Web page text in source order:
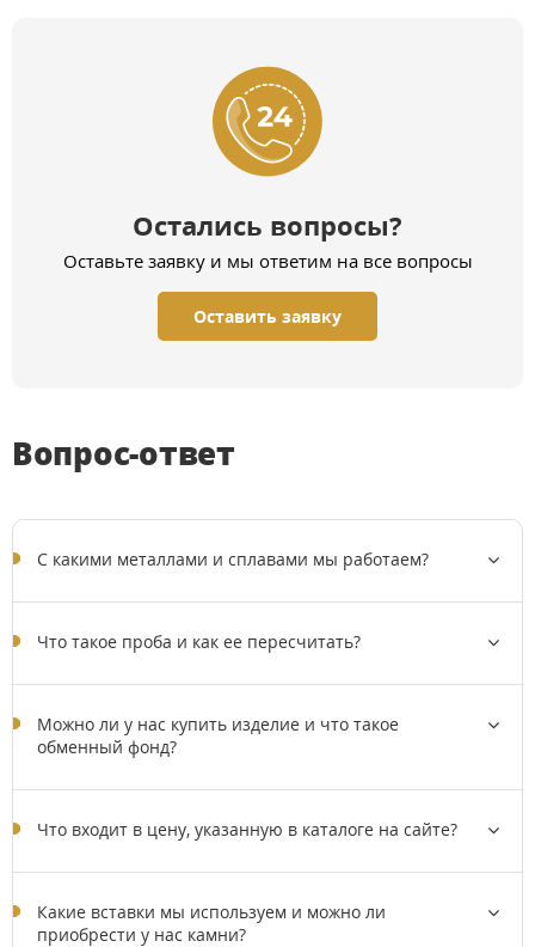
Остались вопросы?
Оставьте заявку и мы ответим на все вопросы
Оставить заявку
Вопрос-ответ
C какими металлами и сплавами мы работаем?
Что такое проба и как ее пересчитать?
Можно ли у нас купить изделие и что такое
обменный фонд?
Что входит в цену, указанную в каталоге на сайте?
Какие вставки мы используем и можно ли
приобрести у нас камни?